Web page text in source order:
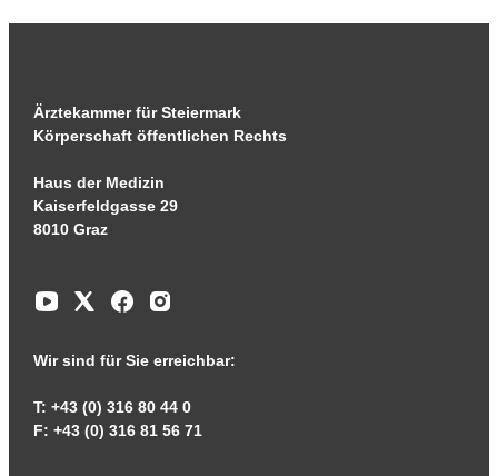
Ärztekammer für Steiermark
Körperschaft öffentlichen Rechts
Haus der Medizin
Kaiserfeldgasse 29
8010 Graz
Wir sind für Sie erreichbar:
T: +43 (0) 316 80 44 0
F: +43 (0) 316 81 56 71